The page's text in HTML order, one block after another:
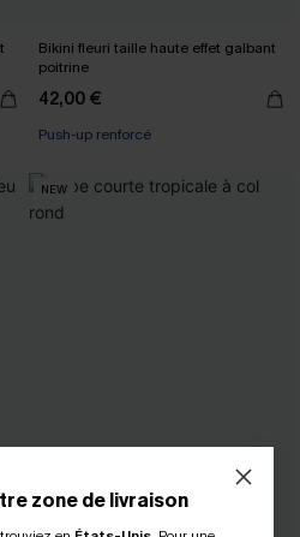
Bikini fleuri taille haute effet galbant
poitrine
42,00 €
Push-up renforcé
NEW
zone de livraison